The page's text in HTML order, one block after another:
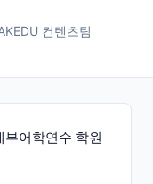
컨텐츠팀
어학연수 학원